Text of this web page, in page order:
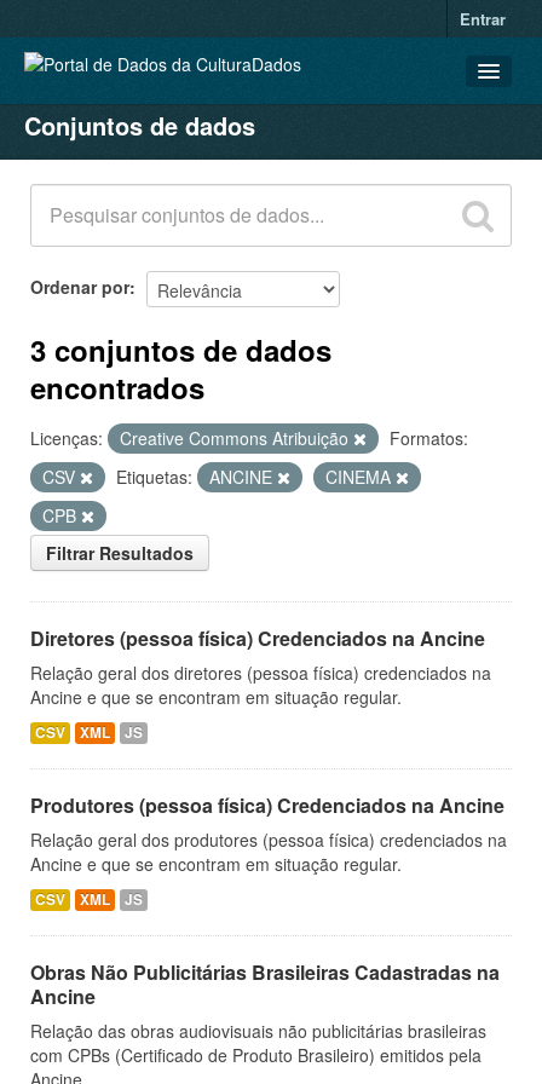
Entrar
CONJUNTOS DE DADOS
ORGANIZAÇÕES
GRUPOS
SOBRE
Conjuntos de dados
Ordenar por
3 conjuntos de dados
encontrados
Licenças: Creative Commons Atribuição
Formatos:
CSV
Etiquetas: ANCINE
CINEMA
CPB
Filtrar Resultados
Diretores (pessoa física) Credenciados na Ancine
Relação geral dos diretores (pessoa física) credenciados na
Ancine e que se encontram em situação regular.
CSV XML JS
Produtores (pessoa física) Credenciados na Ancine
Relação geral dos produtores (pessoa física) credenciados na
Ancine e que se encontram em situação regular.
CSV XML JS
Obras Não Publicitárias Brasileiras Cadastradas na
Ancine
Relação das obras audiovisuais não publicitárias brasileiras
com CPBs (Certificado de Produto Brasileiro) emitidos pela
Ancine.